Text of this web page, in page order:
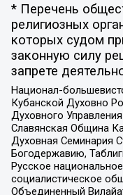
* Перечень
религиозных
которых судом
законную силу
запрете
Национал-
Кубанской Духовно
Духовного
Славянская Община
Духовная Семинария
Богодержавию,
Русское
социалистическое
Объединенный